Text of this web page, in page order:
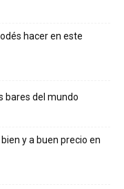
hacer en este
bares del mundo
y a buen precio en